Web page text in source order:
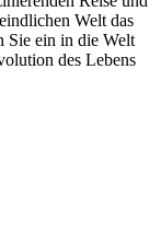
Welt das
Sie ein in die Welt
des Lebens